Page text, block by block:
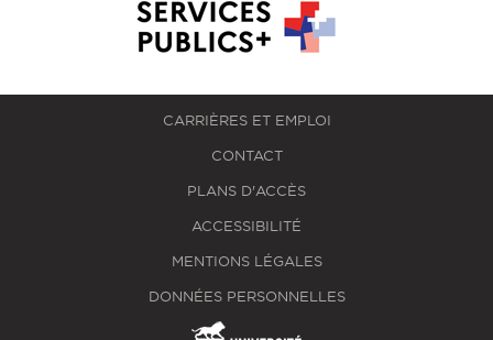
CARRIÈRES ET EMPLOI
CONTACT
PLANS D'ACCÈS
ACCESSIBILITÉ
MENTIONS LÉGALES
DONNÉES PERSONNELLES